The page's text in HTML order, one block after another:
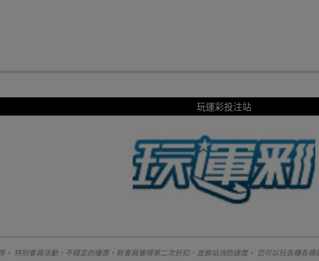
玩運彩投注站
。 特別會員活動，不穩定的優惠，新會員獲得第二次折扣，並進站消防速度。 您可以玩各種各